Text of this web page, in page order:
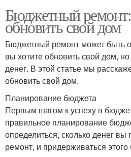
Бюджетный
обновить свой дом
Бюджетный ремонт может быть
вы хотите обновить свой дом,
денег. В этой статье мы
обновить свой дом.
Планирование бюджета
Первым шагом к успеху в
правильное планирование
определиться, сколько денег вы
ремонт, и придерживаться